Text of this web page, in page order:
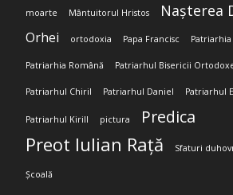
moarte Mântuitorul Hristos Nașterea
Orhei ortodoxia Papa Francisc
Patriarhia Română Patriarhul Bisericii
Patriarhul Chiril Patriarhul Daniel Patriarhul
Patriarhul Kirill pictura Predica
Preot Iulian Rață Sfaturi
Școală